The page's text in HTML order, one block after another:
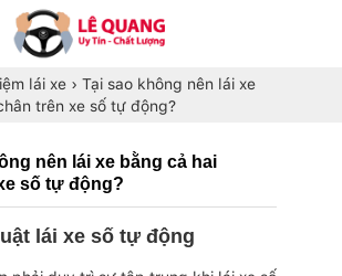
lái xe › Tại sao không nên lái xe
trên xe số tự động?
nên lái xe bằng cả hai
số tự động?
lái xe số tự động